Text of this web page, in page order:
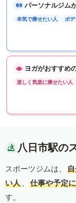
パーソナルジム
本気で痩せたい人 ボデ
ヨガがおすすめ
楽しく気楽に痩せたい人
八日市駅の
スポーツジムは、
い人 、 仕事や予定
す。